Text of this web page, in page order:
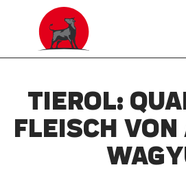
TIEROL:
FLEISCH